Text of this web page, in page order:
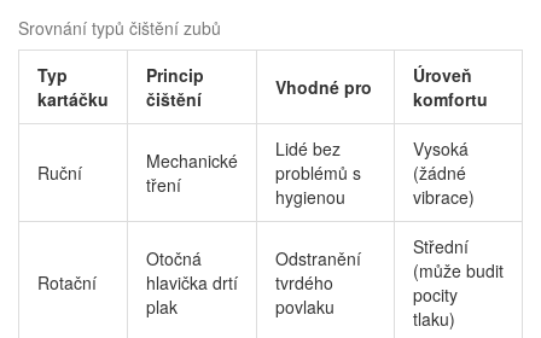
Srovnání typů čištění zubů
Typ
kartáčku
Princip
čištění
Vhodné pro
Úroveň
komfortu
Ruční
Mechanické
tření
Lidé bez
problémů s
hygienou
Vysoká
(žádné
vibrace)
Rotační
Otočná
hlavička drtí
plak
Odstranění
tvrdého
povlaku
Střední
(může budit
pocity
tlaku)